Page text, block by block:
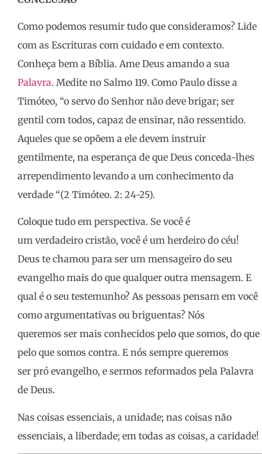
Como podemos resumir tudo que consideramos? Lide
com as Escrituras com cuidado e em contexto.
Conheça bem a Bíblia. Ame Deus amando a sua
Palavra. Medite no Salmo 119. Como Paulo disse a
Timóteo, “o servo do Senhor não deve brigar; ser
gentil com todos, capaz de ensinar, não ressentido.
Aqueles que se opõem a ele devem instruir
gentilmente, na esperança de que Deus conceda-lhes
arrependimento levando a um conhecimento da
verdade “(2 Timóteo. 2: 24-25).
Coloque tudo em perspectiva. Se você é
um verdadeiro cristão, você é um herdeiro do céu!
Deus te chamou para ser um mensageiro do seu
evangelho mais do que qualquer outra mensagem. E
qual é o seu testemunho? As pessoas pensam em você
como argumentativas ou briguentas? Nós
queremos ser mais conhecidos pelo que somos, do que
pelo que somos contra. E nós sempre queremos
ser pró evangelho, e sermos reformados pela Palavra
de Deus.
Nas coisas essenciais, a unidade; nas coisas não
essenciais, a liberdade; em todas as coisas, a caridade!